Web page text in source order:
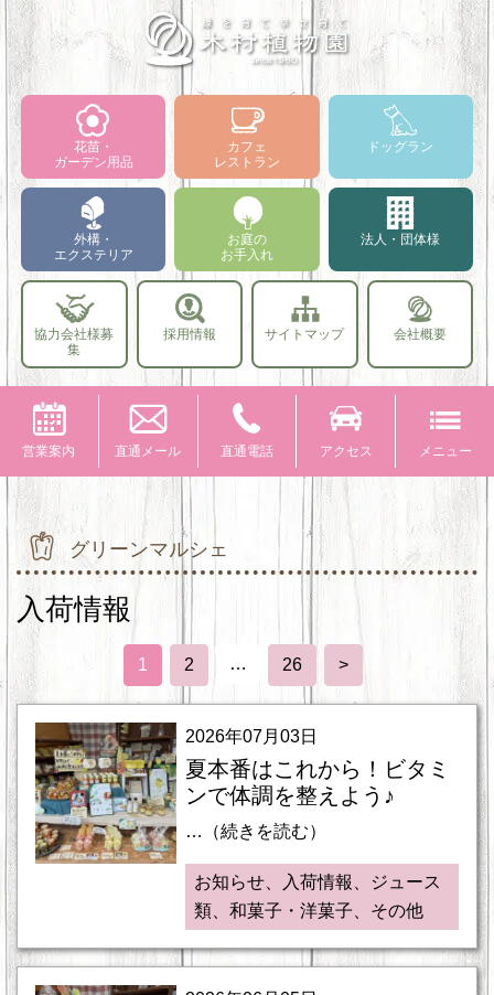
花苗・
ガーデン用品
カフェ
レストラン
ドッグラン
外構・
エクステリア
お庭の
お手入れ
法人・団体様
協力会社様募
集
採用情報 サイトマップ 会社概要
営業案内 直通メール 直通電話 アクセス メニュー
グリーンマルシェ
入荷情報
1 2 … 26 >
2026年07月03日
夏本番はこれから！ビタミ
ンで体調を整えよう♪
…（続きを読む）
お知らせ、入荷情報、ジュース
類、和菓子・洋菓子、その他